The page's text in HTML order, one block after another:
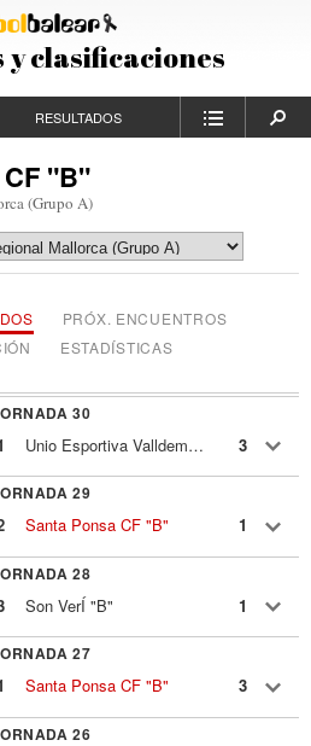
y clasificaciones
RESULTADOS
"B"
(Grupo A)
PRÓX. ENCUENTROS
ESTADÍSTICAS
30
Unio Esportiva Valldemossa 3
29
Santa Ponsa CF "B" 1
28
Son VerÍ "B" 1
27
Santa Ponsa CF "B" 3
26